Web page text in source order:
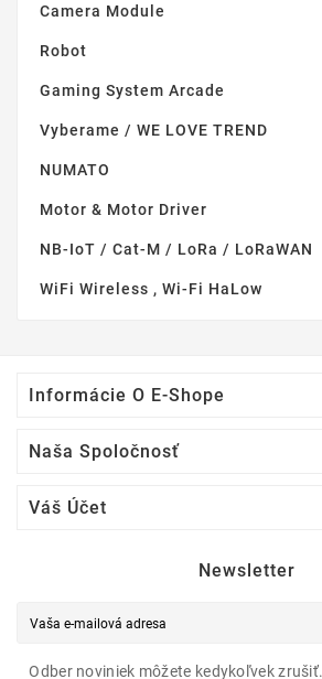
Camera Module
Robot
Gaming System Arcade
Vyberame / WE LOVE TREND
NUMATO
Motor & Motor Driver
NB-IoT / Cat-M / LoRa / LoRaWAN
WiFi Wireless , Wi-Fi HaLow
Informácie O E-Shope
Naša Spoločnosť
Váš Účet
Newsletter
Odber noviniek môžete kedykoľvek